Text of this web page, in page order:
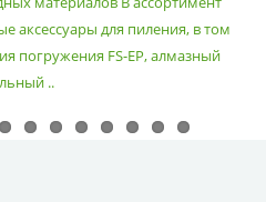
аксессуары для пиления, в том
погружения FS-EP, алмазный
..